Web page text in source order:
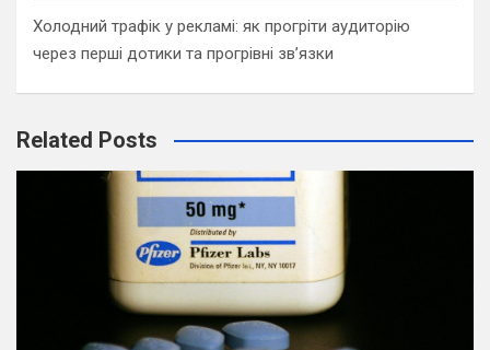
Холодний трафік у рекламі: як прогріти аудиторію
через перші дотики та прогрівні зв’язки
Related Posts